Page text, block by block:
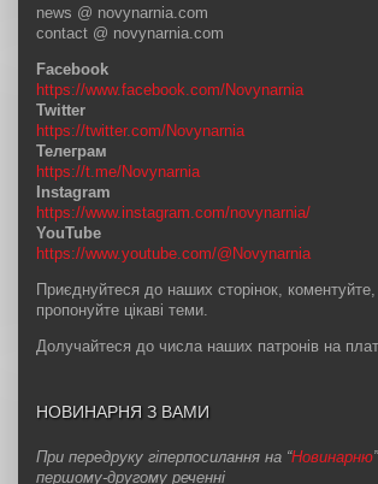
news @ novynarnia.com
contact @ novynarnia.com
Facebook
https://www.facebook.com/Novynarnia
Twitter
https://twitter.com/Novynarnia
Телеграм
https://t.me/Novynarnia
Instagram
https://www.instagram.com/novynarnia/
YouTube
https://www.youtube.com/@Novynarnia
Приєднуйтеся до наших сторінок, коментуйте,
пропонуйте цікаві теми.
Долучайтеся до числа наших патронів на
НОВИНАРНЯ З ВАМИ
При передруку гіперпосилання на “Новинарню
першому-другому реченні